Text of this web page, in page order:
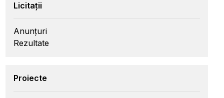
Licitații
Anunțuri
Rezultate
Proiecte